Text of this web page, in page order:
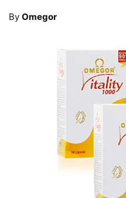
By Omegor